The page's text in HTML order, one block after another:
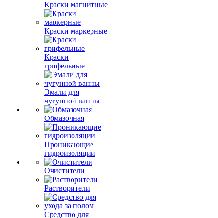
Краски магнитные
Краски маркерные
Краски
грифельные
Эмали для
чугунной ванны
Обмазочная
Проникающие
гидроизоляции
Очистители
Растворители
Средство для